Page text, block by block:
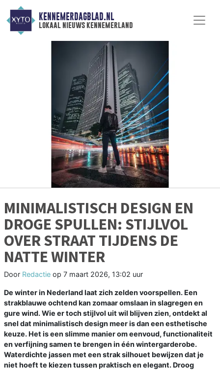
KENNEMERDAGBLAD.NL
lokaal nieuws kennemerland
MINIMALISTISCH DESIGN EN
DROGE SPULLEN: STIJLVOL
OVER STRAAT TIJDENS DE
NATTE WINTER
Door Redactie op 7 maart 2026, 13:02 uur
De winter in Nederland laat zich zelden voorspellen. Een
strakblauwe ochtend kan zomaar omslaan in slagregen en
gure wind. Wie er toch stijlvol uit wil blijven zien, ontdekt al
snel dat minimalistisch design meer is dan een esthetische
keuze. Het is een slimme manier om eenvoud, functionaliteit
en verfijning samen te brengen in één wintergarderobe.
Waterdichte jassen met een strak silhouet bewijzen dat je
niet hoeft te kiezen tussen praktisch en elegant. Droog